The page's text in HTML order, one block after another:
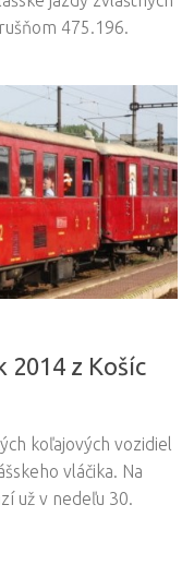
475.196.
2014 z Košíc
koľajových vozidiel
vláčika. Na
už v nedeľu 30.